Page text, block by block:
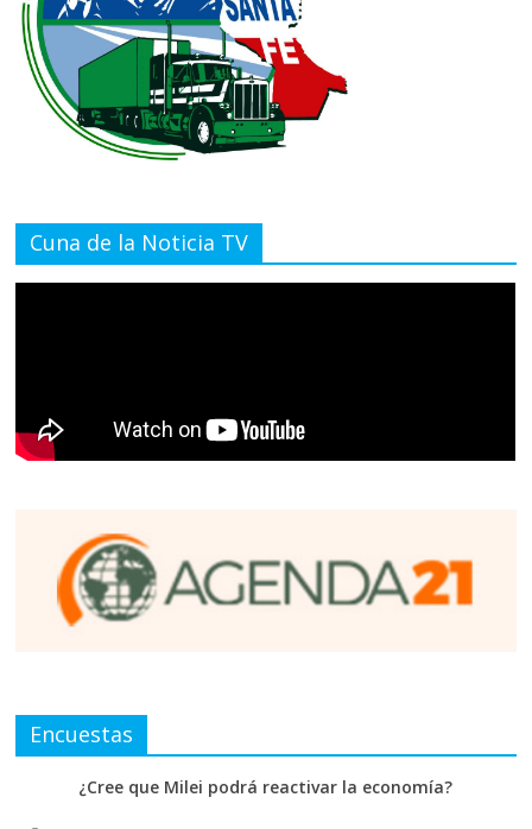
Cuna de la Noticia TV
Encuestas
¿Cree que Milei podrá reactivar la economía?